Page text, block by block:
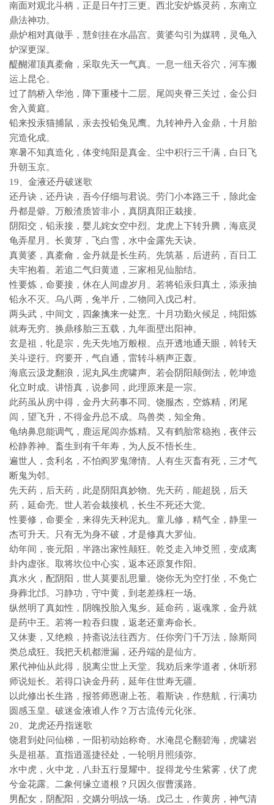
南面对观北斗柄，正是日午打三更。西北安炉炼灵药，东南立
鼎法神功。
鼎炉相对真做手，慧剑挂在水晶宫。黄婆勾引为媒聘，灵龟入
炉深更深。
醍醐灌顶真橐龠，采取先天一气真。一息一纽天谷穴，河车搬
运上昆仑。
过了鹊桥入华池，降下重楼十二层。尾闾夹脊三关过，金公归
舍入黄庭。
铅来投汞猫捕鼠，汞去投铅兔见鹰。九转神丹入金鼎，十月胎
完造化成。
寒暑不知真造化，体变纯阳是真金。尘中积行三千满，白日飞
升朝玉京。
19、金液还丹破迷歌
还丹诀，还丹诀，吾今仔细与君说。劳门小本路三千，除此金
丹都是僻。万般渣质皆非小，真阴真阳正栽接。
阴阳交，铅汞接，婴儿姹女空中烈。龙虎上下转升腾，海底灵
龟弄星月。长黄芽，飞白雪，水中金露先天诀。
真黄婆，真橐龠，金丹就是长生药。先筑基，后进药，百日工
夫牢抱着。若追二气归黄道，三家相见仙胎结。
性要炼，命要接，休在人间虚岁月。若将铅汞归真土，添汞抽
铅永不灭。乌八两，兔半斤，二物同入戊己村。
两头武，中间文，四象擒来一处烹。十月功勤火候足，纯阳炼
就寿无穷。换鼎移胎三五载，九年面壁出阳神。
玄是祖，牝是宗，先天先地万般根。点开透地通天眼，斡转天
关斗逆行。窍要开，气自通，雷转斗柄声正轰。
海底云汲龙翻浪，泥丸风生虎啸声。若会阴阳颠倒法，乾坤造
化立时成。讲悟真，说参同，此理原来是一宗。
此药虽从房中得，金丹大药事不同。饶服杰，空炼精，闭尾
闾，望飞升，不得金丹总不成。鸟兽类，知全角。
龟纳鼻息能调气，鹿运尾闾亦炼精。又有鹤胎常稳抱，夜伴云
松静养神。畜生到有千年寿，为人反不悟长生。
遍世人，贪利名，不怕阎罗鬼簿情。人有生灭畜有死，三才气
断鬼为邻。
先天药，后天药，此是阴阳真妙物。先天药，能超脱，后天
药，延命壳。世人若会栽接机，长生不死还大觉。
性要修，命要全，来得先天种泥丸。童儿修，精气全，静里一
杰可升天。只有无为身不破，才是修真大罗仙。
幼年间，丧元阳，半路出家性颠狂。乾爻走入坤爻照，变成离
卦内虚张。取将坎位中心实，返本还原复作阳。
真水火，配阴阳，世人莫要乱思量。饶你无为空打坐，不免亡
身葬北邙。习静功，守中黄，到老差殊枉一场。
纵然明了真如性，阴魄投胎入鬼乡。延命药，返魂浆，金丹就
是药中王。若将一粒吞归腹，返老还童寿命长。
又休妻，又绝粮，持斋说法往西方。任你旁门千万法，除斯同
类总成狂。我把天机都泄漏，还丹端的是仙方。
累代神仙从此得，脱离尘世上天堂。我劝后来学道者，休听邪
师说短长。若得口诀金丹药，延年住世寿无疆。
以此修出长生路，报答师恩谢上苍。着斯诀，作慈航，行满功
圆感玉皇。破迷金液谁人作？万古流传元化张。
20、龙虎还丹指迷歌
饶君到处问仙梯，一阳初动始称奇。水淹昆仑翻碧海，虎啸岩
头是祖基。直指逍遥捷径处，一轮明月照须弥。
水中虎，火中龙，八卦五行显耀中。捉得龙兮生紫雾，伏了虎
兮金花露。二象何缘立道根？只因久假曹溪路。
男配女，阴配阳，交媾分明战一场。戊己土，作黄房，神气清